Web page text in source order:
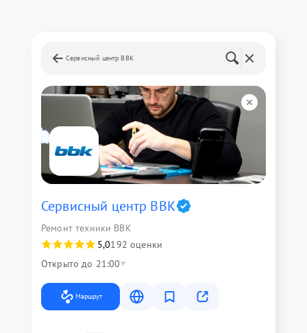
Сервисный центр BBK
Сервисный центр BBK
Ремонт техники BBK
5,0192 оценки
Открыто до 21:00
Маршрут